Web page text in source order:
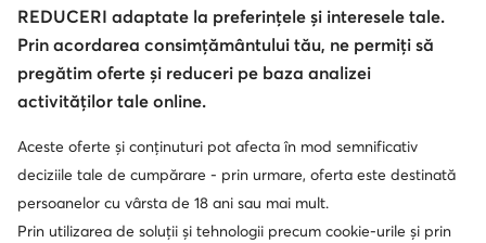
extra -10% Cod: SUMMER
Noutati
Mizuno
Neo Vista 3 J1GU2610 · Pantofi pentru alergare
Lei
Noutati
Mizuno
Lei
REDUCERI adaptate la preferințele și interesele tale.
Prin acordarea consimțământului tău, ne permiți să
pregătim oferte și reduceri pe baza analizei
activităților tale online.
Aceste oferte și conținuturi pot afecta în mod semnificativ
deciziile tale de cumpărare - prin urmare, oferta este destinată
persoanelor cu vârsta de 18 ani sau mai mult.
Prin utilizarea de soluții și tehnologii precum cookie-urile și prin